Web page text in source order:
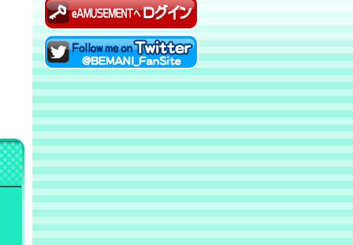
eAMUSEMENTにログイン
Twitterでファンサイトアカ
ウントをフォロー！